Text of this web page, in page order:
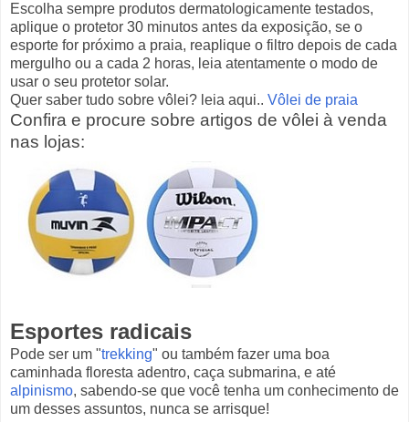
Escolha sempre produtos dermatologicamente testados,
aplique o protetor 30 minutos antes da exposição, se o
esporte for próximo a praia, reaplique o filtro depois de cada
mergulho ou a cada 2 horas, leia atentamente o modo de
usar o seu protetor solar.
Quer saber tudo sobre vôlei? leia aqui.. Vôlei de praia
Confira e procure sobre artigos de vôlei à venda
nas lojas:
Esportes radicais
Pode ser um "trekking" ou também fazer uma boa
caminhada floresta adentro, caça submarina, e até
alpinismo, sabendo-se que você tenha um conhecimento de
um desses assuntos, nunca se arrisque!